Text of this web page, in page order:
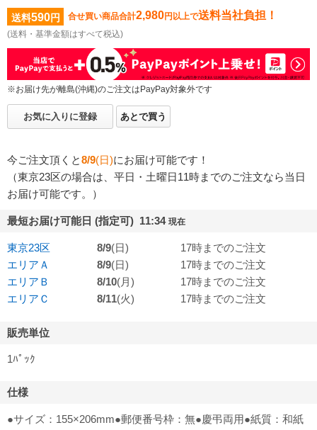
送料590円 合せ買い商品合計2,980円以上で送料当社負担！
(送料・基準金額はすべて税込)
※お届け先が離島(沖縄)のご注文はPayPay対象外です
お気に入りに登録 あとで買う
今ご注文頂くと8/9(日)にお届け可能です！
（東京23区の場合は、平日・土曜日11時までのご注文なら当日
お届け可能です。）
最短お届け可能日 (指定可) 11:34 現在
東京23区 8/9(日)
17時までのご注文
エリアＡ
8/9(日)
17時までのご注文
エリアＢ
8/10(月)
17時までのご注文
エリアＣ
8/11(火) 17時までのご注文
販売単位
1ﾊﾟｯｸ
仕様
●サイズ：155×206mm●郵便番号枠：無●慶弔両用●紙質：和紙